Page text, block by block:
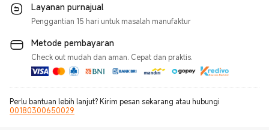
Layanan purnajual
Penggantian 15 hari untuk masalah manufaktur
Metode pembayaran
Check out mudah dan aman. Cepat dan praktis.
Perlu bantuan lebih lanjut? Kirim pesan sekarang atau hubungi
00180300650029